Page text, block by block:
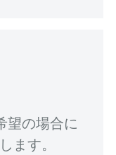
望の場合に
ます。